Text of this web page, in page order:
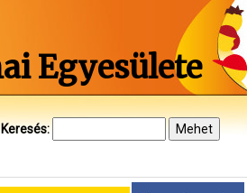
Egyesülete
Keresés: